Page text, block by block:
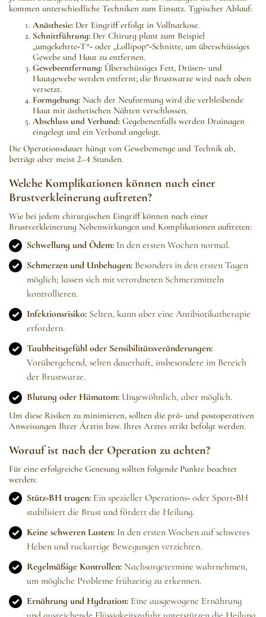
kommen unterschiedliche Techniken zum Einsatz. Typischer Ablauf:
Anästhesie: Der Eingriff erfolgt in Vollnarkose.
Schnittführung: Der Chirurg plant zum Beispiel
„umgekehrte‑T“‑ oder „Lollipop“‑Schnitte, um überschüssiges
Gewebe und Haut zu entfernen.
Gewebeentfernung: Überschüssiges Fett, Drüsen‑ und
Hautgewebe werden entfernt; die Brustwarze wird nach oben
versetzt.
Formgebung: Nach der Neuformung wird die verbleibende
Haut mit ästhetischen Nähten verschlossen.
Abschluss und Verband: Gegebenenfalls werden Drainagen
eingelegt und ein Verband angelegt.
Die Operationsdauer hängt von Gewebemenge und Technik ab,
beträgt aber meist 2–4 Stunden.
Welche Komplikationen können nach einer
Brustverkleinerung auftreten?
Wie bei jedem chirurgischen Eingriff können nach einer
Brustverkleinerung Nebenwirkungen und Komplikationen auftreten:
Schwellung und Ödem: In den ersten Wochen normal.
Schmerzen und Unbehagen: Besonders in den ersten Tagen
möglich; lassen sich mit verordneten Schmerzmitteln
kontrollieren.
Infektionsrisiko: Selten, kann aber eine Antibiotikatherapie
erfordern.
Taubheitsgefühl oder Sensibilitätsveränderungen:
Vorübergehend, selten dauerhaft, insbesondere im Bereich
der Brustwarze.
Blutung oder Hämatom: Ungewöhnlich, aber möglich.
Um diese Risiken zu minimieren, sollten die prä‑ und postoperativen
Anweisungen Ihrer Ärztin bzw. Ihres Arztes strikt befolgt werden.
Worauf ist nach der Operation zu achten?
Für eine erfolgreiche Genesung sollten folgende Punkte beachtet
werden:
Stütz‑BH tragen: Ein spezieller Operations‑ oder Sport‑BH
stabilisiert die Brust und fördert die Heilung.
Keine schweren Lasten: In den ersten Wochen auf schweres
Heben und ruckartige Bewegungen verzichten.
Regelmäßige Kontrollen: Nachsorgetermine wahrnehmen,
um mögliche Probleme frühzeitig zu erkennen.
Ernährung und Hydration: Eine ausgewogene Ernährung